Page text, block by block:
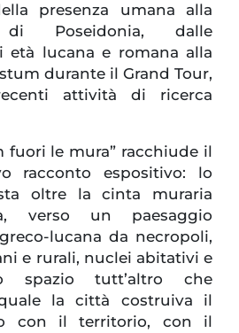
presenza umana alla
Poseidonia, dalle
età lucana e romana alla
durante il Grand Tour,
attività di ricerca
fuori le mura” racchiude il
racconto espositivo: lo
oltre la cinta muraria
verso un paesaggio
lucana da necropoli,
e rurali, nuclei abitativi e
spazio tutt’altro che
la città costruiva il
con il territorio, con il